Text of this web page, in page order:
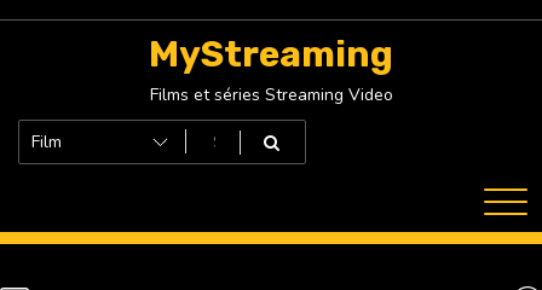
MyStreaming
Films et séries Streaming Video